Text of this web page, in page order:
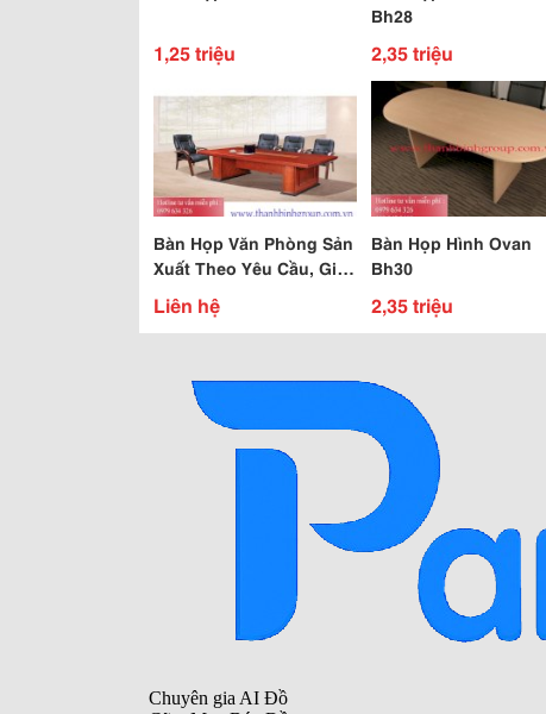
1,25 triệu
Bh28
2,35 triệu
Bàn Họp Văn Phòng Sản
Xuất Theo Yêu Cầu, Giá
Cả Cạnh Tranh
Liên hệ
Bàn Họp Hình Ovan
Bh30
2,35 triệu